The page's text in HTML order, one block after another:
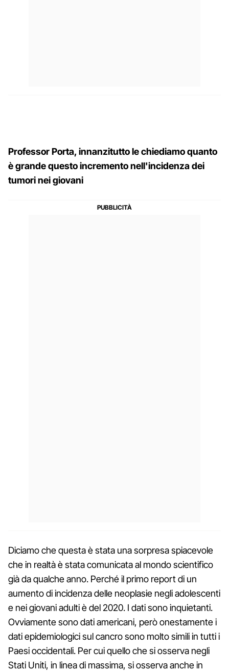
Professor Porta, innanzitutto le chiediamo quanto
è grande questo incremento nell'incidenza dei
tumori nei giovani
Diciamo che questa è stata una sorpresa spiacevole
che in realtà è stata comunicata al mondo scientifico
già da qualche anno. Perché il primo report di un
aumento di incidenza delle neoplasie negli adolescenti
e nei giovani adulti è del 2020. I dati sono inquietanti.
Ovviamente sono dati americani, però onestamente i
dati epidemiologici sul cancro sono molto simili in tutti i
Paesi occidentali. Per cui quello che si osserva negli
Stati Uniti, in linea di massima, si osserva anche in